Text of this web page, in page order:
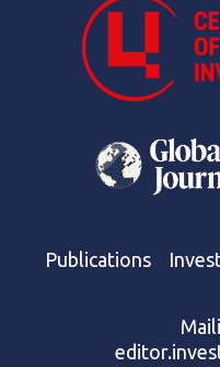
Publications